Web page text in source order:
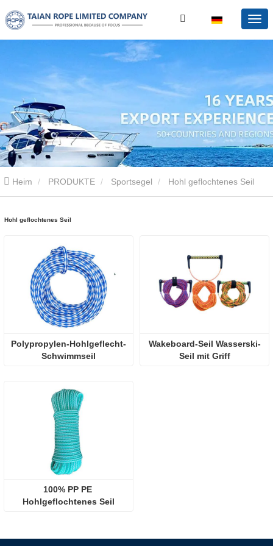
Heim PRODUKTE Sportsegel Hohl geflochtenes Seil
Hohl geflochtenes Seil
Polypropylen-Hohlgeflecht-
Schwimmseil
Wakeboard-Seil Wasserski-
Seil mit Griff
100% PP PE
Hohlgeflochtenes Seil